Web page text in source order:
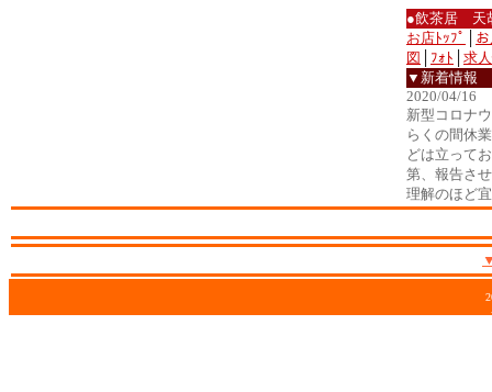
●飲茶居 天
お店ﾄｯﾌﾟ
図
ﾌｫﾄ
求
▼新着情報
2020/04/16
新型コロナ
らくの間休
どは立って
第、報告さ
理解のほど